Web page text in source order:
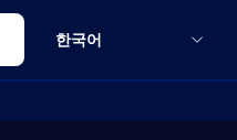
한국어